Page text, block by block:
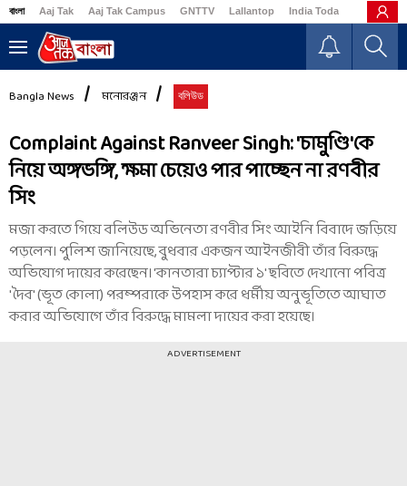
বাংলা Aaj Tak Aaj Tak Campus GNTTV Lallantop India Today Business
Bangla News মনোরঞ্জন বলিউড
Complaint Against Ranveer Singh: 'চামুণ্ডি'কে
নিয়ে অঙ্গভঙ্গি, ক্ষমা চেয়েও পার পাচ্ছেন না রণবীর
সিং
মজা করতে গিয়ে বলিউড অভিনেতা রণবীর সিং আইনি বিবাদে জড়িয়ে
পড়লেন। পুলিশ জানিয়েছে, বুধবার একজন আইনজীবী তাঁর বিরুদ্ধে
অভিযোগ দায়ের করেছেন। 'কানতারা চ্যাপ্টার ১' ছবিতে দেখানো পবিত্র
'দৈব' (ভূত কোলা) পরম্পরাকে উপহাস করে ধর্মীয় অনুভূতিতে আঘাত
করার অভিযোগে তাঁর বিরুদ্ধে মামলা দায়ের করা হয়েছে।
ADVERTISEMENT